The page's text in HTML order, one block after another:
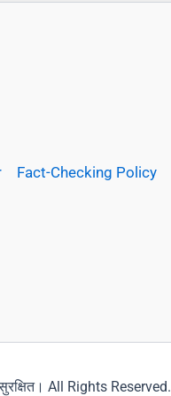
Fact-Checking Policy
All Rights Reserved.